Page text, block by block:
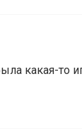
какая-то